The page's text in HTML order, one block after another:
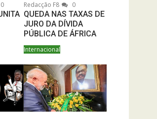
0
Redacção F8
0
QUEDA NAS TAXAS DE
JURO DA DÍVIDA
PÚBLICA DE ÁFRICA
Internacional